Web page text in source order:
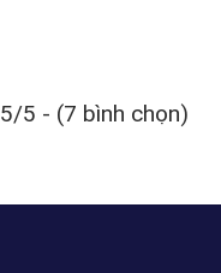
5/5 - (7 bình chọn)